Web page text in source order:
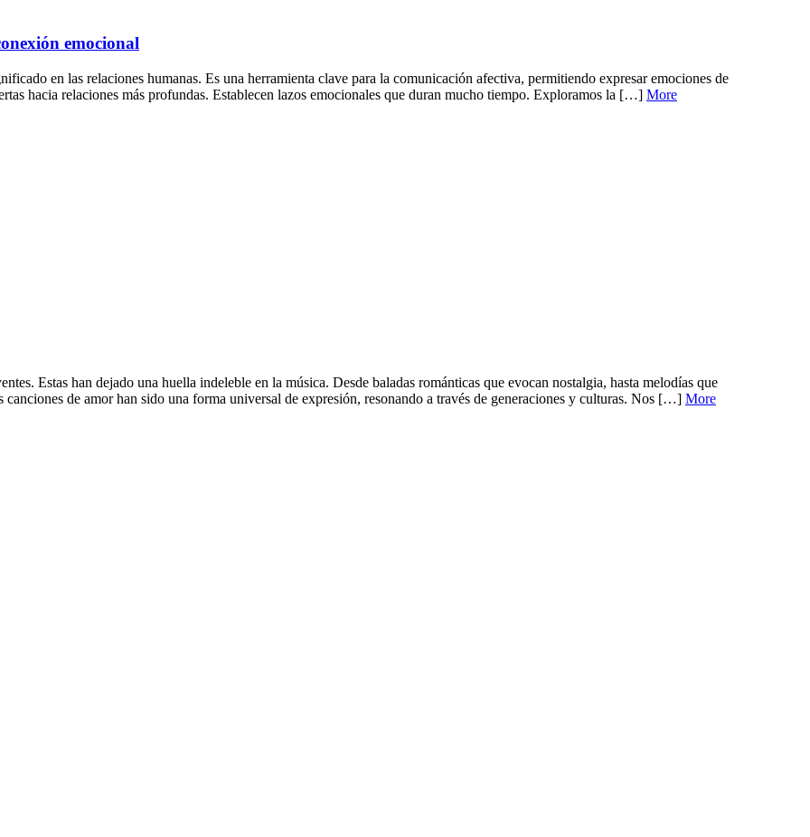
emocional
en las relaciones humanas. Es una herramienta clave para la comunicación afectiva, permitiendo expresar emociones de
hacia relaciones más profundas. Establecen lazos emocionales que duran mucho tiempo. Exploramos la […] More
Estas han dejado una huella indeleble en la música. Desde baladas románticas que evocan nostalgia, hasta melodías que
de amor han sido una forma universal de expresión, resonando a través de generaciones y culturas. Nos […] More